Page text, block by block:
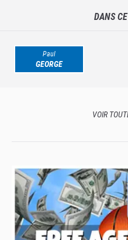
DANS
Paul
GEORGE
VOIR